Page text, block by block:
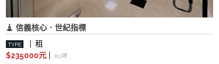
信義核心．世紀指標
TYPE
| 租
$235000元
82坪